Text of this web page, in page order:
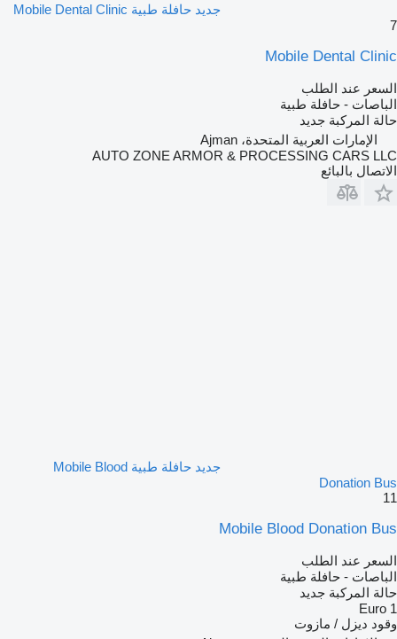
جديد حافلة طبية Mobile Dental Clinic
7
Mobile Dental Clinic
السعر عند الطلب
الباصات - حافلة طبية
حالة المركبة جديد
الإمارات العربية المتحدة، Ajman
AUTO ZONE ARMOR & PROCESSING CARS LLC
الاتصال بالبائع
جديد حافلة طبية Mobile Blood
Donation Bus
11
Mobile Blood Donation Bus
السعر عند الطلب
الباصات - حافلة طبية
حالة المركبة جديد
Euro 1
وقود ديزل / مازوت